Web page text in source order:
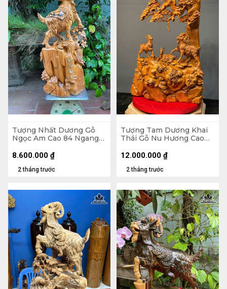
Tượng Nhất Dương Gỗ
Ngọc Am Cao 84 Ngang
2 tháng trước
8.600.000 ₫
Tượng Tam Dương Khai
Thái Gỗ Nu Hương Cao
2 tháng trước
12.000.000 ₫